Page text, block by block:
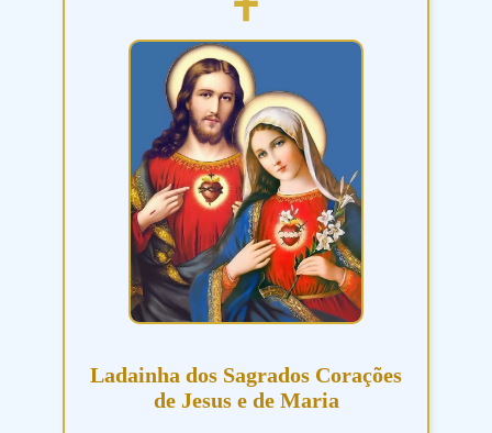
Ladainha dos Sagrados Corações
de Jesus e de Maria